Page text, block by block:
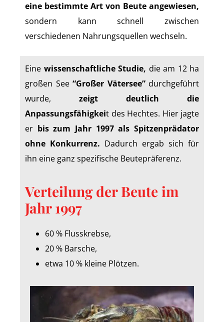
eine bestimmte Art von Beute angewiesen,
sondern kann schnell zwischen
verschiedenen Nahrungsquellen wechseln.
Eine wissenschaftliche Studie, die am 12 ha
großen See “Großer Vätersee” durchgeführt
wurde, zeigt deutlich die
Anpassungsfähigkeit des Hechtes. Hier jagte
er bis zum Jahr 1997 als Spitzenprädator
ohne Konkurrenz. Dadurch ergab sich für
ihn eine ganz spezifische Beutepräferenz.
Verteilung der Beute im
Jahr 1997
60 % Flusskrebse,
20 % Barsche,
etwa 10 % kleine Plötzen.